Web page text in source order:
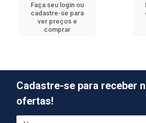
Faça seu login ou
cadastre-se para
ver preços e
comprar
Cadastre-se para receber
ofertas!